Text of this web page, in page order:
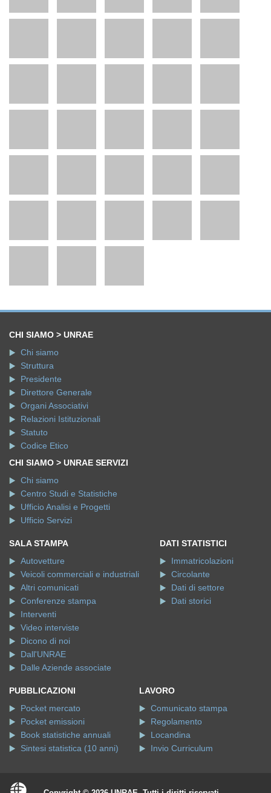
CHI SIAMO > UNRAE
Chi siamo
Struttura
Presidente
Direttore Generale
Organi Associativi
Relazioni Istituzionali
Statuto
Codice Etico
CHI SIAMO > UNRAE SERVIZI
Chi siamo
Centro Studi e Statistiche
Ufficio Analisi e Progetti
Ufficio Servizi
SALA STAMPA
Autovetture
Veicoli commerciali e industriali
Altri comunicati
Conferenze stampa
Interventi
Video interviste
Dicono di noi
Dall'UNRAE
Dalle Aziende associate
DATI STATISTICI
Immatricolazioni
Circolante
Dati di settore
Dati storici
PUBBLICAZIONI
Pocket mercato
Pocket emissioni
Book statistiche annuali
Sintesi statistica (10 anni)
LAVORO
Comunicato stampa
Regolamento
Locandina
Invio Curriculum